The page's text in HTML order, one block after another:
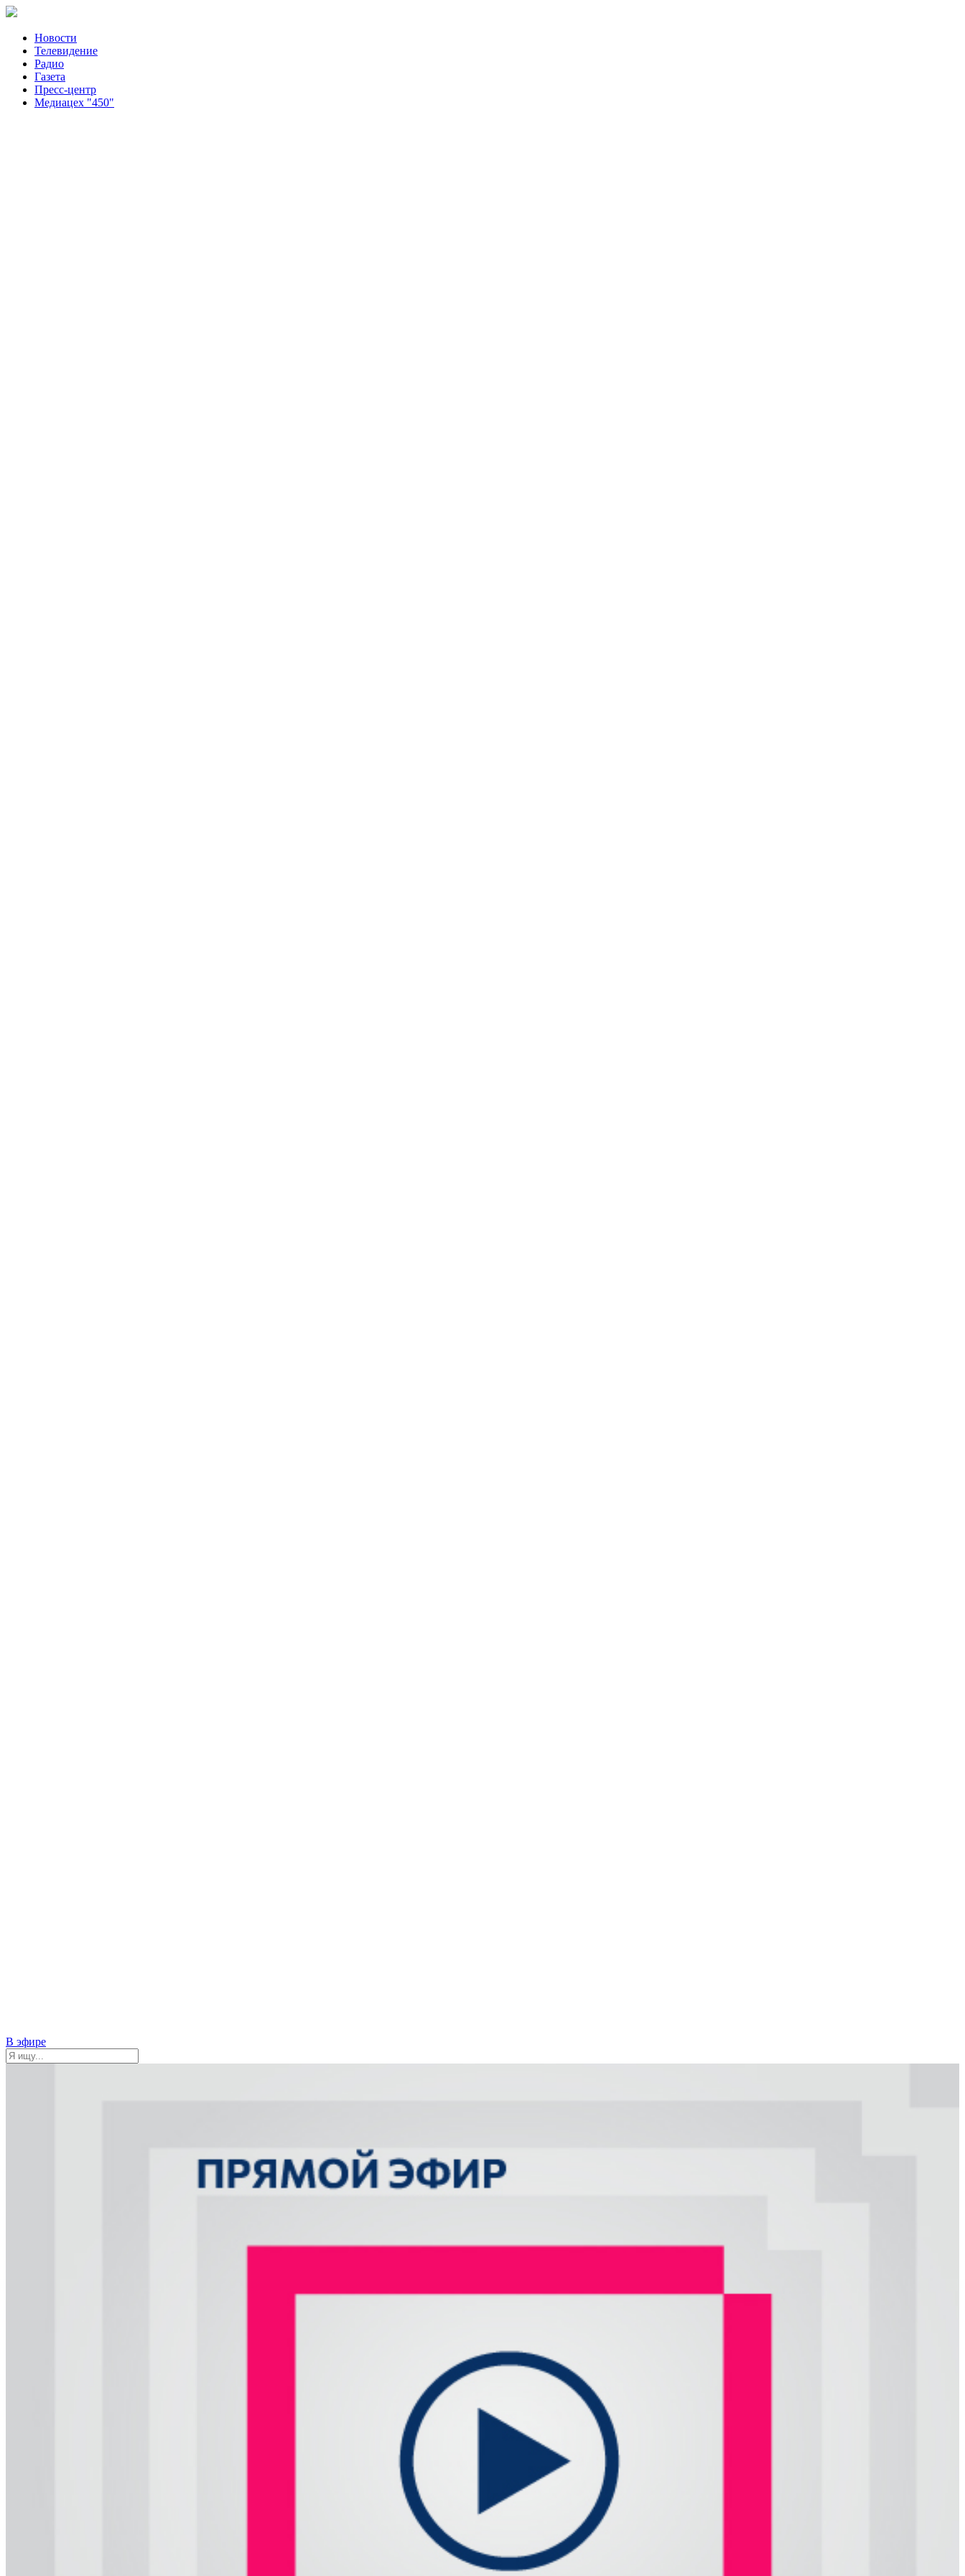
Новости
Телевидение
Радио
Газета
Пресс-центр
Медиацех "450"
В эфире